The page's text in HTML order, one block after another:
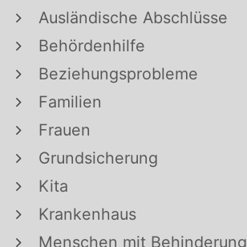
Ausländische Abschlüsse
Behördenhilfe
Beziehungsprobleme
Familien
Frauen
Grundsicherung
Kita
Krankenhaus
Menschen mit Behinderung